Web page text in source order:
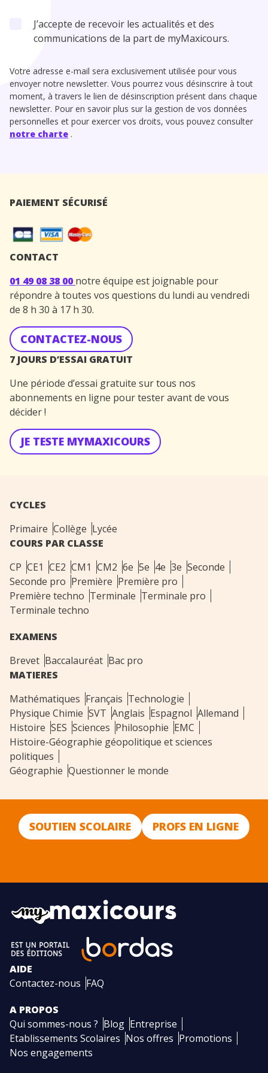
J’accepte de recevoir les actualités et des
communications de la part de myMaxicours.
Votre adresse e-mail sera exclusivement utilisée pour vous
envoyer notre newsletter. Vous pourrez vous désinscrire à tout
moment, à travers le lien de désinscription présent dans chaque
newsletter. Pour en savoir plus sur la gestion de vos données
personnelles et pour exercer vos droits, vous pouvez consulter
notre charte .
PAIEMENT SÉCURISÉ
CONTACT
01 49 08 38 00 notre équipe est joignable pour
répondre à toutes vos questions du lundi au vendredi
de 8 h 30 à 17 h 30.
CONTACTEZ-NOUS
7 JOURS D’ESSAI GRATUIT
Une période d’essai gratuite sur tous nos
abonnements en ligne pour tester avant de vous
décider !
JE TESTE MYMAXICOURS
CYCLES
Primaire Collège Lycée
COURS PAR CLASSE
CP CE1 CE2 CM1 CM2 6e 5e 4e 3e Seconde
Seconde pro Première Première pro
Première techno Terminale Terminale pro
Terminale techno
EXAMENS
Brevet Baccalauréat Bac pro
MATIERES
Mathématiques Français Technologie
Physique Chimie SVT Anglais Espagnol Allemand
Histoire SES Sciences Philosophie EMC
Histoire-Géographie géopolitique et sciences
politiques
Géographie Questionner le monde
SOUTIEN SCOLAIRE PROFS EN LIGNE
AIDE
Contactez-nous FAQ
A PROPOS
Qui sommes-nous ? Blog Entreprise
Etablissements Scolaires Nos offres Promotions
Nos engagements